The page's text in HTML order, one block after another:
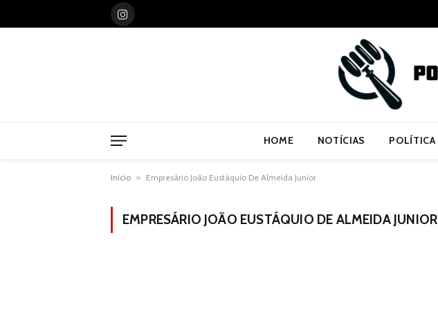
Instagram
HOME NOTÍCIAS POLÍTICA
Início » Empresário João Eustáquio De Almeida Junior
EMPRESÁRIO JOÃO EUSTÁQUIO DE ALMEIDA JUNIOR